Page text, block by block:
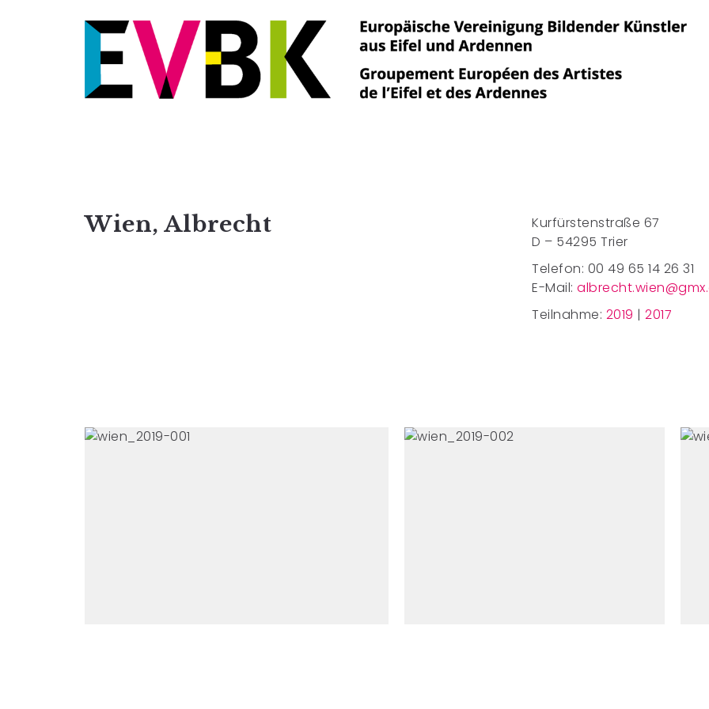
Wien, Albrecht
Kurfürstenstraße 67
D – 54295 Trier
Telefon: 00 49 65 14 26 31
E-Mail:
Teilnahme: 2019 | 2017